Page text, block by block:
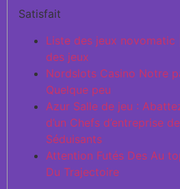
Satisfait
Liste des jeux novomatic
des jeux
Nordslots Casino Notre
Quelque peu
Azur Salle de jeu :
d’un Chefs d’entreprise
Séduisants
Attention Futés Des Au
Du Trajectoire